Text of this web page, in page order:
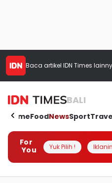
Baca artikel IDN Times
BALI
HomeFoodNewsSport
For
You
Yuk Pilih !